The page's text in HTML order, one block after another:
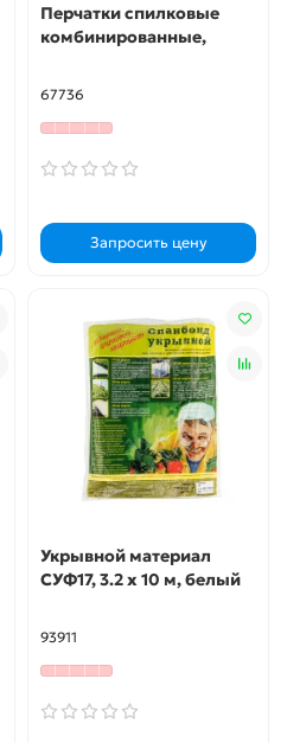
Перчатки спилковые
комбинированные,
67736
Запросить цену
Укрывной материал
СУФ17, 3.2 х 10 м, белый
93911